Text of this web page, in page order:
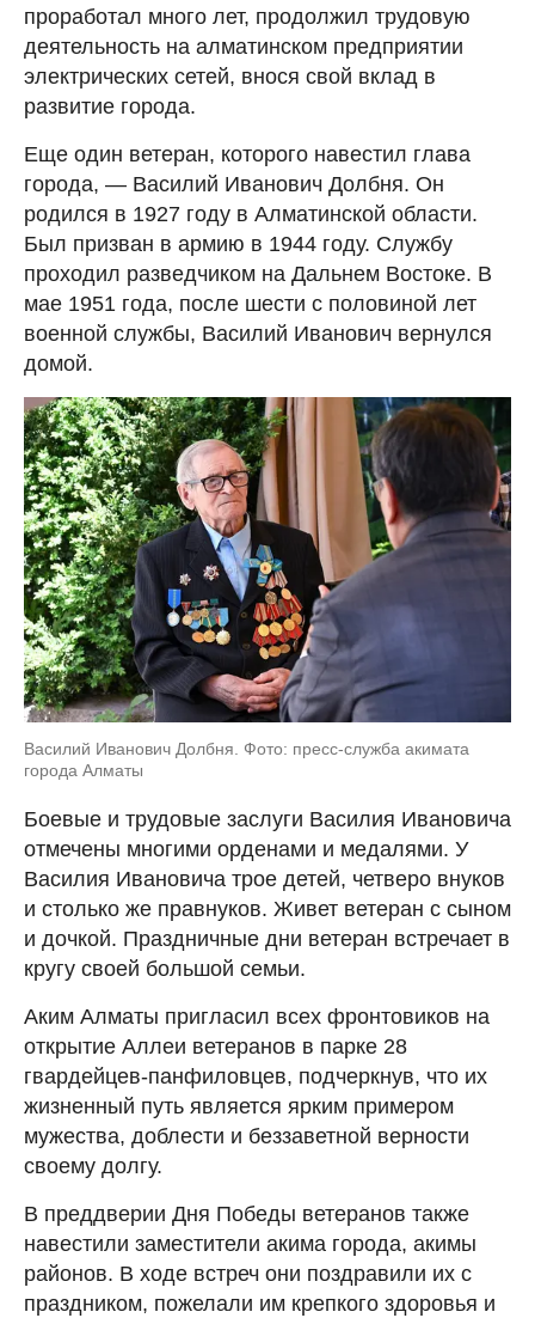
проработал много лет, продолжил трудовую
деятельность на алматинском предприятии
электрических сетей, внося свой вклад в
развитие города.
Еще один ветеран, которого навестил глава
города, — Василий Иванович Долбня. Он
родился в 1927 году в Алматинской области.
Был призван в армию в 1944 году. Службу
проходил разведчиком на Дальнем Востоке. В
мае 1951 года, после шести с половиной лет
военной службы, Василий Иванович вернулся
домой.
Василий Иванович Долбня. Фото: пресс-служба акимата
города Алматы
Боевые и трудовые заслуги Василия Ивановича
отмечены многими орденами и медалями. У
Василия Ивановича трое детей, четверо внуков
и столько же правнуков. Живет ветеран с сыном
и дочкой. Праздничные дни ветеран встречает в
кругу своей большой семьи.
Аким Алматы пригласил всех фронтовиков на
открытие Аллеи ветеранов в парке 28
гвардейцев-панфиловцев, подчеркнув, что их
жизненный путь является ярким примером
мужества, доблести и беззаветной верности
своему долгу.
В преддверии Дня Победы ветеранов также
навестили заместители акима города, акимы
районов. В ходе встреч они поздравили их с
праздником, пожелали им крепкого здоровья и